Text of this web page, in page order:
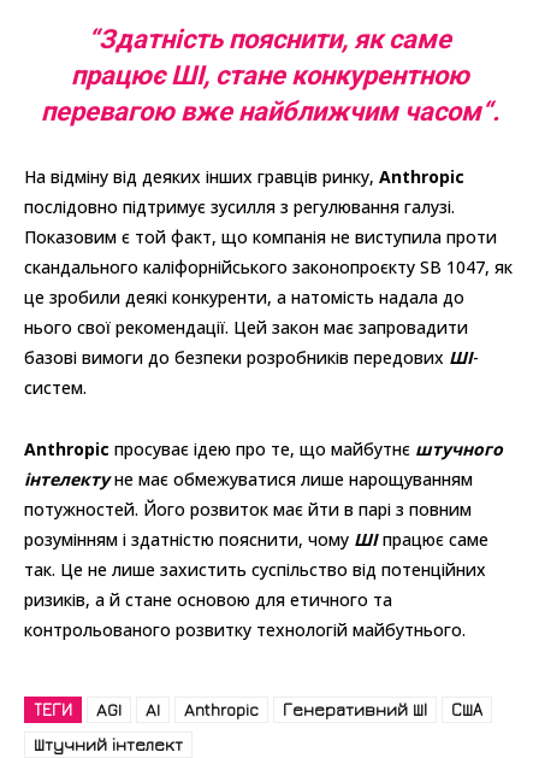
“Здатність пояснити, як саме
працюєШІ, стане конкурентною
перевагою вже найближчим часом“.
На відміну від деяких інших гравців ринку, Anthropic
послідовно підтримує зусилля з регулювання галузі.
Показовим є той факт, що компанія не виступила проти
скандального каліфорнійського законопроєкту SB 1047, як
це зробили деякі конкуренти, а натомість надала до
нього свої рекомендації. Цей закон має запровадити
базові вимоги до безпеки розробників передових ШІ-
систем.
Anthropic просуває ідею про те, що майбутнє штучного
інтелектуне має обмежуватися лише нарощуванням
потужностей. Його розвиток має йти в парі з повним
розумінням і здатністю пояснити, чому ШІпрацює саме
так. Це не лише захистить суспільство від потенційних
ризиків, а й стане основою для етичного та
контрольованого розвитку технологій майбутнього.
ТЕГИ AGI AI Anthropic Генеративний ШІ
США
Штучний інтелект